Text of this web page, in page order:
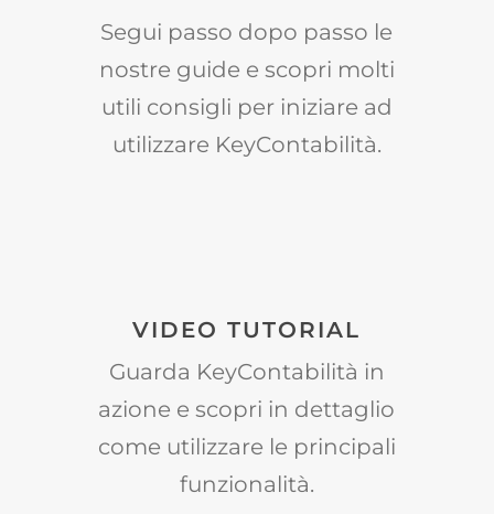
Segui passo dopo passo le
nostre guide e scopri molti
utili consigli per iniziare ad
utilizzare KeyContabilità.
VIDEO TUTORIAL
Guarda KeyContabilità in
azione e scopri in dettaglio
come utilizzare le principali
funzionalità.